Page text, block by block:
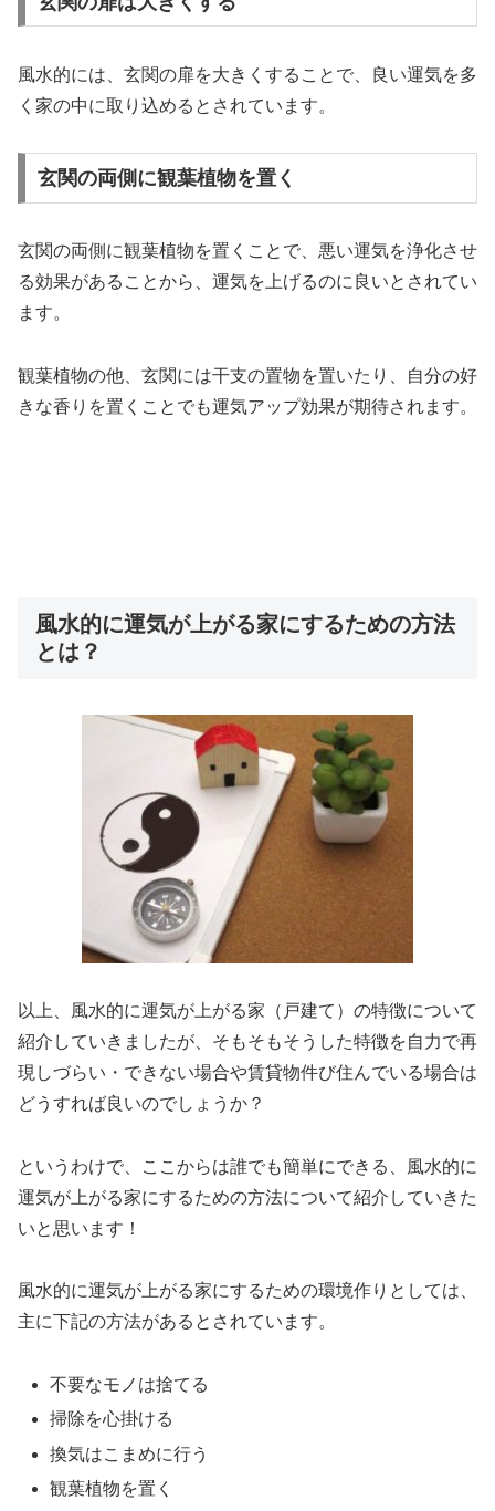
風水的には、玄関の扉を大きくすることで、良い運気を多
く家の中に取り込めるとされています。
玄関の両側に観葉植物を置く
玄関の両側に観葉植物を置くことで、悪い運気を浄化させ
る効果があることから、運気を上げるのに良いとされてい
ます。
観葉植物の他、玄関には干支の置物を置いたり、自分の好
きな香りを置くことでも運気アップ効果が期待されます。
風水的に運気が上がる家にするための方法
とは？
以上、風水的に運気が上がる家（戸建て）の特徴について
紹介していきましたが、そもそもそうした特徴を自力で再
現しづらい・できない場合や賃貸物件び住んでいる場合は
どうすれば良いのでしょうか？
というわけで、ここからは誰でも簡単にできる、風水的に
運気が上がる家にするための方法について紹介していきた
いと思います！
風水的に運気が上がる家にするための環境作りとしては、
主に下記の方法があるとされています。
不要なモノは捨てる
掃除を心掛ける
換気はこまめに行う
観葉植物を置く